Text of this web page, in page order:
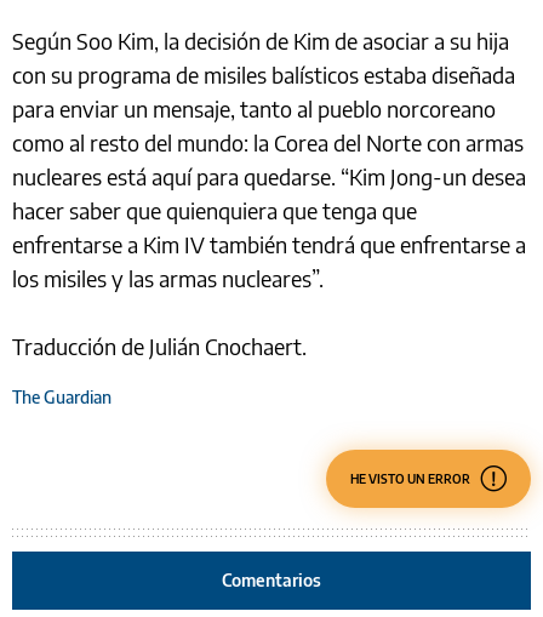
Según Soo Kim, la decisión de Kim de asociar a su hija
con su programa de misiles balísticos estaba diseñada
para enviar un mensaje, tanto al pueblo norcoreano
como al resto del mundo: la Corea del Norte con armas
nucleares está aquí para quedarse. “Kim Jong-un desea
hacer saber que quienquiera que tenga que
enfrentarse a Kim IV también tendrá que enfrentarse a
los misiles y las armas nucleares”.
Traducción de Julián Cnochaert.
The Guardian
HE VISTO UN ERROR
Comentarios